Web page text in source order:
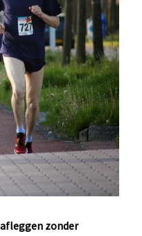
afleggen zonder